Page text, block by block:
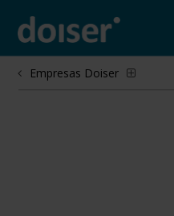
Empresas Doiser